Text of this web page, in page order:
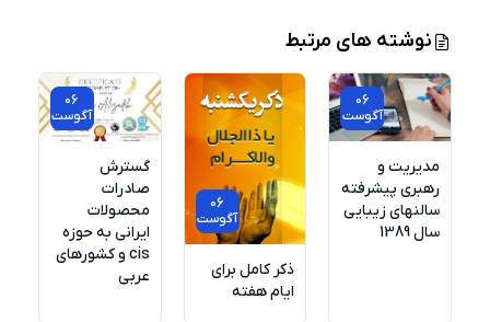
نوشته های مرتبط
06
آگوست
مدیریت و
رهبری پیشرفته
سالنهای زیبایی
06
آگوست
ذکر کامل برای
ایام هفته
06
آگوست
گسترش
صادرات
محصولات
ایرانی به حوزه
cis و کشورهای